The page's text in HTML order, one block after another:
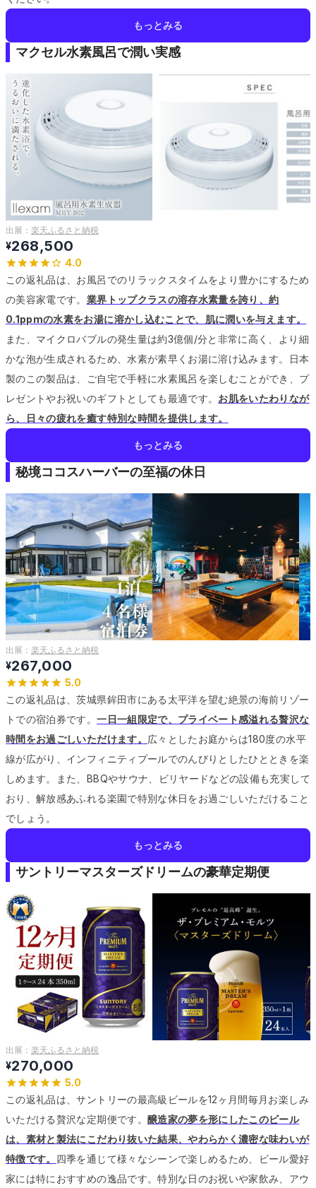
もっとみる
マクセル水素風呂で潤い実感
出展： 楽天ふるさと納税
¥268,500
4.0
この返礼品は、お風呂でのリラックスタイムをより豊かにするため
の美容家電です。 業界トップクラスの溶存水素量を誇り、約
0.1ppmの水素をお湯に溶かし込むことで、肌に潤いを与えます。
また、マイクロバブルの発生量は約3億個/分と非常に高く、より細
かな泡が生成されるため、水素が素早くお湯に溶け込みます。
日本
製のこの製品は、ご自宅で手軽に水素風呂を楽しむことができ、プ
レゼントやお祝いのギフトとしても最適です。 お肌をいたわりなが
ら、日々の疲れを癒す特別な時間を提供します。
もっとみる
秘境ココスハーバーの至福の休日
出展： 楽天ふるさと納税
¥267,000
5.0
この返礼品は、茨城県鉾田市にある太平洋を望む絶景の海前リゾー
トでの宿泊券です。一日一組限定で、プライベート感溢れる贅沢な
時間をお過ごしいただけます。 広々としたお庭からは180度の水平
線が広がり、インフィニティプールでのんびりとしたひとときを楽
しめます。
また、BBQやサウナ、ビリヤードなどの設備も充実して
おり、解放感あふれる楽園で特別な休日をお過ごしいただけること
でしょう。
もっとみる
サントリーマスターズドリームの豪華定期便
出展： 楽天ふるさと納税
¥270,000
5.0
この返礼品は、サントリーの最高級ビールを12ヶ月間毎月お楽しみ
いただける贅沢な定期便です。 醸造家の夢を形にしたこのビール
は、素材と製法にこだわり抜いた結果、やわらかく濃密な味わいが
特徴です。 四季を通じて様々なシーンで楽しめるため、ビール愛好
家には特におすすめの逸品です。特別な日のお祝いや家飲み、アウ